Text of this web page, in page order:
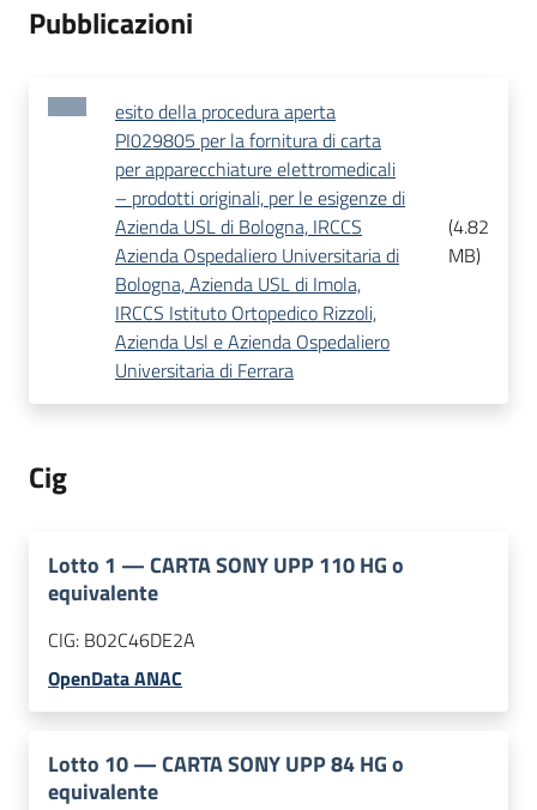
Pubblicazioni
esito della procedura aperta
PI029805 per la fornitura di carta
per apparecchiature elettromedicali
– prodotti originali, per le esigenze di
Azienda USL di Bologna, IRCCS
Azienda Ospedaliero Universitaria di
Bologna, Azienda USL di Imola,
IRCCS Istituto Ortopedico Rizzoli,
Azienda Usl e Azienda Ospedaliero
Universitaria di Ferrara
(4.82
MB)
Cig
Lotto 1 —CARTA SONY UPP 110 HG o
equivalente
CIG: B02C46DE2A
OpenData ANAC
Lotto 10—CARTA SONY UPP 84 HG o
equivalente